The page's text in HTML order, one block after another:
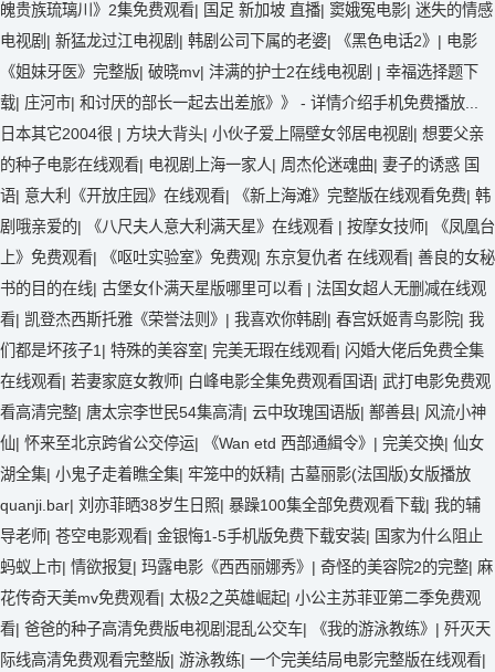
魄贵族琉璃川》2集免费观看| 国足 新加坡 直播| 窦娥冤电影| 迷失的情感
电视剧 | 新猛龙过江电视剧 | 韩剧公司下属的老婆| 《黑色电话2》 | 电影
《姐妹牙医》完整版| 破晓mv| 沣满的护士2在线电视剧 | 幸福选择题下
载| 庄河市| 和讨厌的部长一起去出差旅》》 - 详情介绍手机免费播放...
日本其它2004很 | 方块大背头| 小伙子爱上隔壁女邻居电视剧 | 想要父亲
的种子电影在线观看| 电视剧上海一家人| 周杰伦迷魂曲| 妻子的诱惑 国
语| 意大利《开放庄园》在线观看| 《新上海滩》完整版在线观看免费| 韩
剧哦亲爱的| 《八尺夫人意大利满天星》在线观看 | 按摩女技师|
《凤凰台
上》免费观看| 《呕吐实验室》免费观| 东京复仇者 在线观看| 善良的女秘
书的目的在线| 古堡女仆满天星版哪里可以看 | 法国女超人无删减在线观
看| 凯登杰西斯托雅《荣誉法则》 | 我喜欢你韩剧 | 春宫妖姬青鸟影院| 我
们都是坏孩子1 | 特殊的美容室| 完美无瑕在线观看| 闪婚大佬后免费全集
在线观看| 若妻家庭女教师| 白峰电影全集免费观看国语| 武打电影免费观
看高清完整| 唐太宗李世民54集高清| 云中玫瑰国语版| 鄯善县| 风流小神
仙| 怀来至北京跨省公交停运| 《Wan etd 西部通緝令》 | 完美交换| 仙女
湖全集| 小鬼子走着瞧全集| 牢笼中的妖精| 古墓丽影(法国版)女版播放
quanji.bar| 刘亦菲晒38岁生日照| 暴躁100集全部免费观看下载| 我的辅
导老师| 苍空电影观看| 金银悔1-5手机版免费下载安装| 国家为什么阻止
蚂蚁上市| 情欲报复| 玛露电影《西西丽娜秀》 | 奇怪的美容院2的完整| 麻
花传奇天美mv免费观看| 太极2之英雄崛起| 小公主苏菲亚第二季免费观
看| 爸爸的种子高清免费版电视剧混乱公交车| 《我的游泳教练》 | 歼灭天
际线高清免费观看完整版| 游泳教练| 一个完美结局电影完整版在线观看|